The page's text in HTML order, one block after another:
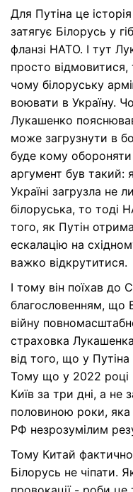
Для Путіна це
затягує Білорусь у
фланзі НАТО. І тут
просто
чому білоруську
воювати в Україну.
Лукашенко
може загрузнути в
буде кому
аргумент був
Україні загрузла не
білоруська, то тоді
того, як Путін
ескалацію на
важко відкрутитися.
І тому він поїхав до
благословенням, що
війну
страховка
від того, що у
Тому що у 2022 році
Київ за три дні, а не
половиною роки,
РФ незрозумілим
Тому Китай фактично
Білорусь не чіпати.